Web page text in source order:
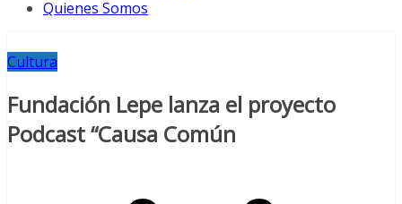
Quienes Somos
Cultura
Fundación Lepe lanza el proyecto
Podcast “Causa Común